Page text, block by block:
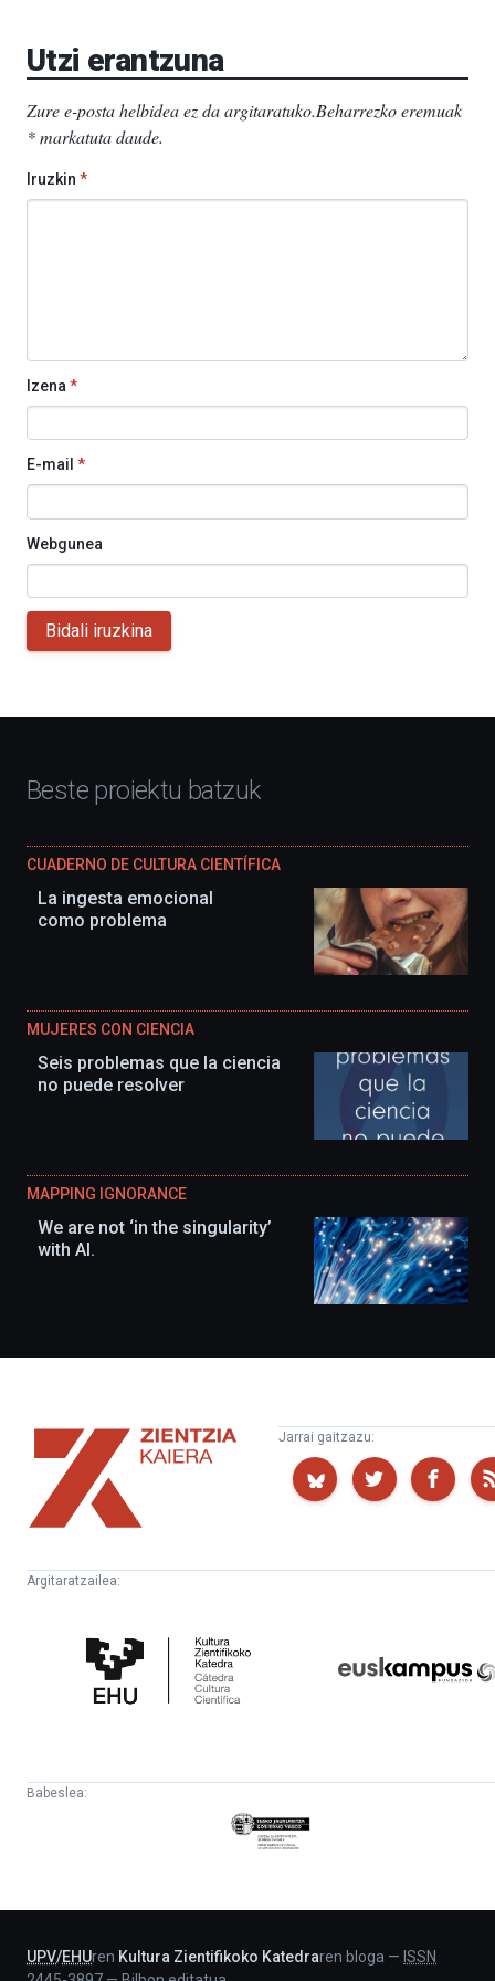
Utzi erantzuna
Zure e-posta helbidea ez da argitaratuko.Beharrezko eremuak
*markatuta daude.
Iruzkin *
Izena *
E-mail *
Webgunea
Bidali iruzkina
Beste proiektu batzuk
CUADERNO DE CULTURA CIENTÍFICA
La ingesta emocional
como problema
MUJERES CON CIENCIA
Seis problemas que la ciencia
no puede resolver
MAPPING IGNORANCE
We are not ‘in the singularity’
with AI.
Zientzia
Kaiera
Jarrai gaitzazu:
Argitaratzailea:
Zientifikoko
Katedra
Babeslea:
Eusko
Jaurlaritza
UPV/EHUren Kultura Zientifikoko Katedraren bloga — ISSN